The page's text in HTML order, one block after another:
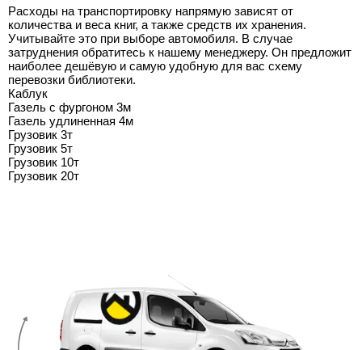
Расходы на транспортировку напрямую зависят от
количества и веса книг, а также средств их хранения.
Учитывайте это при выборе автомобиля. В случае
затруднения обратитесь к нашему менеджеру. Он предложит
наиболее дешёвую и самую удобную для вас схему
перевозки библиотеки.
Каблук
Газель с фургоном 3м
Газель удлиненная 4м
Грузовик 3т
Грузовик 5т
Грузовик 10т
Грузовик 20т